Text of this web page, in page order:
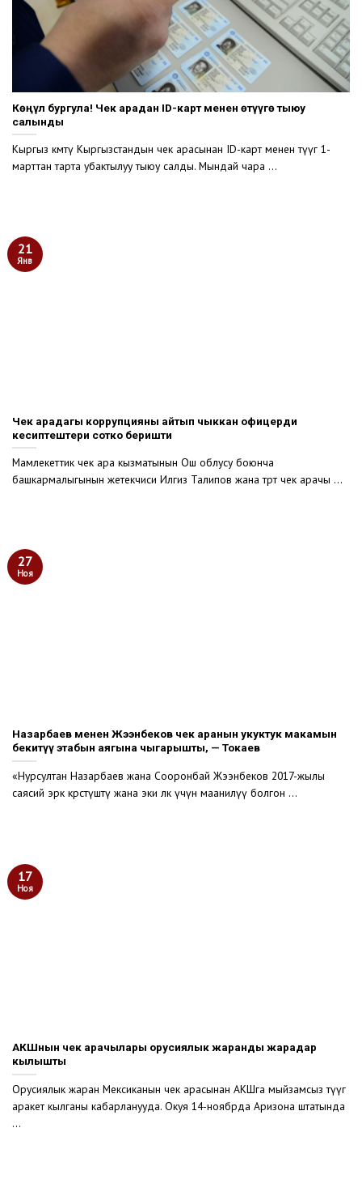
Көңүл бургула! Чек арадан ID-карт менен өтүүгө тыюу
салынды
Кыргыз өкмөтү Кыргызстандын чек арасынан ID-карт менен өтүүгө 1-
марттан тарта убактылуу тыюу салды. Мындай чара ...
Чек арадагы коррупцияны айтып чыккан офицерди
кесиптештери сотко беришти
Мамлекеттик чек ара кызматынын Ош облусу боюнча
башкармалыгынын жетекчиси Илгиз Талипов жана төрт чек арачы ...
21
Янв
Назарбаев менен Жээнбеков чек аранын укуктук макамын
бекитүү этабын аягына чыгарышты, — Токаев
«Нурсултан Назарбаев жана Сооронбай Жээнбеков 2017-жылы
саясий эрк көрсөтүштү жана эки өлкө үчүн маанилүү болгон ...
27
Ноя
АКШнын чек арачылары орусиялык жаранды жарадар
кылышты
Орусиялык жаран Мексиканын чек арасынан АКШга мыйзамсыз өтүүгө
аракет кылганы кабарланууда. Окуя 14-ноябрда Аризона штатында
...
17
Ноя